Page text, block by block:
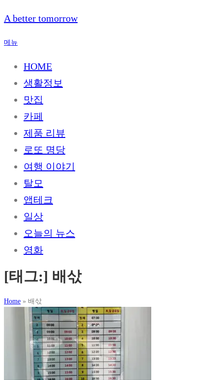
내
으
A better tomorrow
메뉴
HOME
생활정보
맛집
카페
제품 리뷰
로또 명당
여행 이야기
탈모
앱테크
일상
오늘의 뉴스
영화
[태그:] 배삯
Home » 배삯